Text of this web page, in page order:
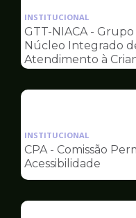
INSTITUCIONAL
GTT-NIACA -
Núcleo Integrado
Atendimento à
INSTITUCIONAL
CPA - Comissão
Acessibilidade